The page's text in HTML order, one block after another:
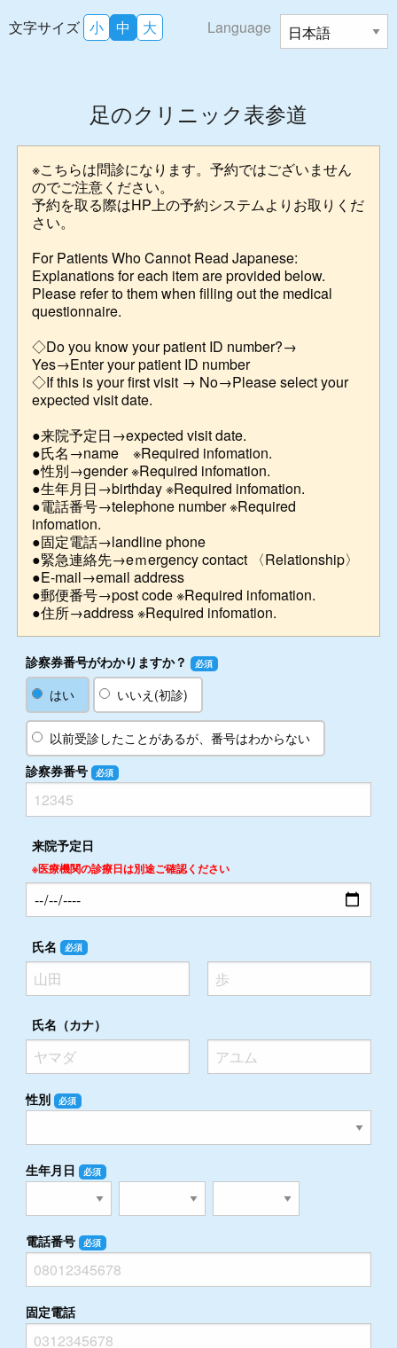
文字サイズ 小 中 大 Language
足のクリニック表参道
※こちらは問診になります。予約ではございません
のでご注意ください。
予約を取る際はHP上の予約システムよりお取りくだ
さい。
For Patients Who Cannot Read Japanese:
Explanations for each item are provided below.
Please refer to them when filling out the medical
questionnaire.
◇Do you know your patient ID number?→
Yes→Enter your patient ID number
◇If this is your first visit → No→Please select your
expected visit date.
●来院予定日→expected visit date.
●氏名→name ※Required infomation.
●性別→gender ※Required infomation.
●生年月日→birthday ※Required infomation.
●電話番号→telephone number ※Required
infomation.
●固定電話→landline phone
●緊急連絡先→eｍergency contact 〈Relationship〉
●E-mail→email address
●郵便番号→post code ※Required infomation.
●住所→address ※Required infomation.
診察券番号がわかりますか？ 必須
はい いいえ(初診)
以前受診したことがあるが、番号はわからない
診察券番号
必須
来院予定日
※医療機関の診療日は別途ご確認ください
氏名 必須
氏名（カナ）
性別 必須
生年月日 必須
電話番号 必須
固定電話